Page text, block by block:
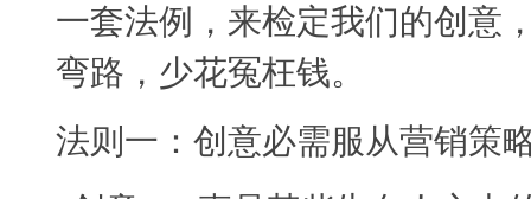
一套法例，来检定我们的创意
弯路，少花冤枉钱。
法则一：创意必需服从营销策